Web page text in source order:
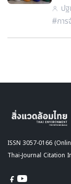
ป
#การ
ISSN 3057-0166
Thai-Journal Citation